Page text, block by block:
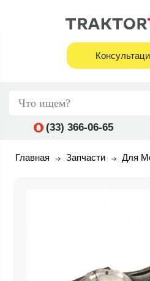
(33) 366-06-65
Главная Запчасти Для